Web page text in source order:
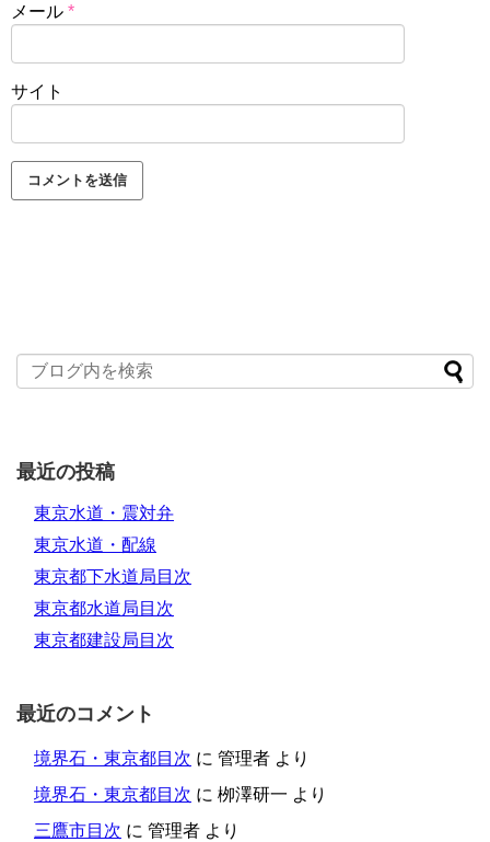
メール *
サイト
最近の投稿
東京水道・震対弁
東京水道・配線
東京都下水道局目次
東京都水道局目次
東京都建設局目次
最近のコメント
境界石・東京都目次 に 管理者 より
境界石・東京都目次 に 栁澤研一 より
三鷹市目次 に 管理者 より